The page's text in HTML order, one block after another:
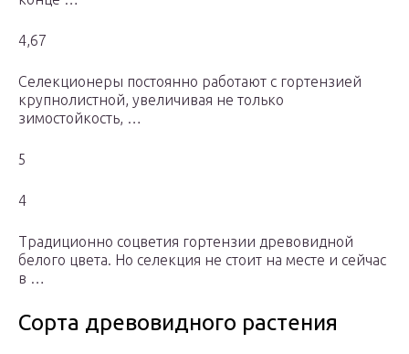
4,67
Селекционеры постоянно работают с гортензией
крупнолистной, увеличивая не только
зимостойкость, …
5
4
Традиционно соцветия гортензии древовидной
белого цвета. Но селекция не стоит на месте и сейчас
в …
Сорта древовидного растения